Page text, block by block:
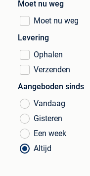
Moet nu weg
Moet nu weg
Levering
Ophalen
Verzenden
Aangeboden sinds
Vandaag
Gisteren
Een week
Altijd